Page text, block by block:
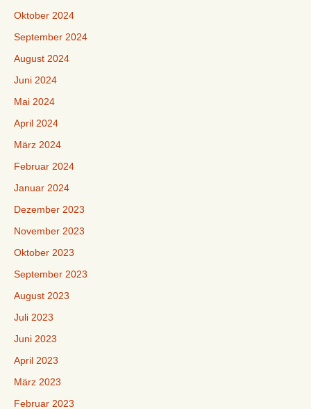
Oktober 2024
September 2024
August 2024
Juni 2024
Mai 2024
April 2024
März 2024
Februar 2024
Januar 2024
Dezember 2023
November 2023
Oktober 2023
September 2023
August 2023
Juli 2023
Juni 2023
April 2023
März 2023
Februar 2023